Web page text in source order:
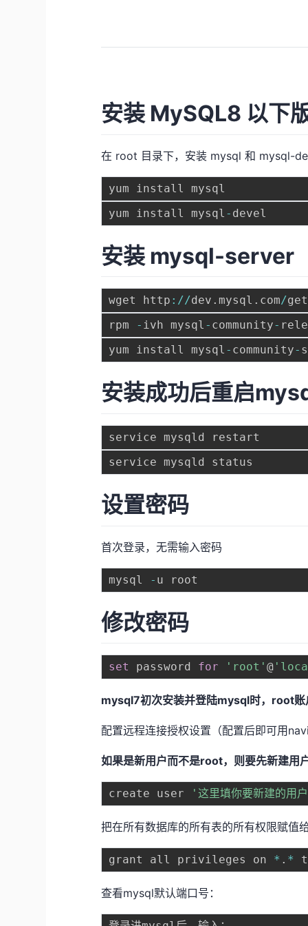
安装 MySQL8 以下
在 root 目录下，安装 mysql 和 mysql-
yum install mysql -
安装 mysql-server
wget http : //dev . mysql . com/get
rpm - ivh mysql - community-
yum install mysql - community-
安装成功后重启
设置密码
首次登录，无需输入密码
mysql -
修改密码
set password for 'root'@
mysql7初次安装并登陆mysql时，root账
配置远程连接授权设置（配置后即可用
如果是新用户而不是root，则要先新建用
create user '这里填你要新建的用
把在所有数据库的所有表的所有权限赋
grant all privileges on * . *
查看mysql默认端口号：